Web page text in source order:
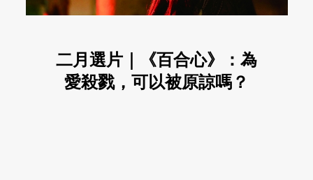
二月選片｜《百合心》：為
愛殺戮，可以被原諒嗎？